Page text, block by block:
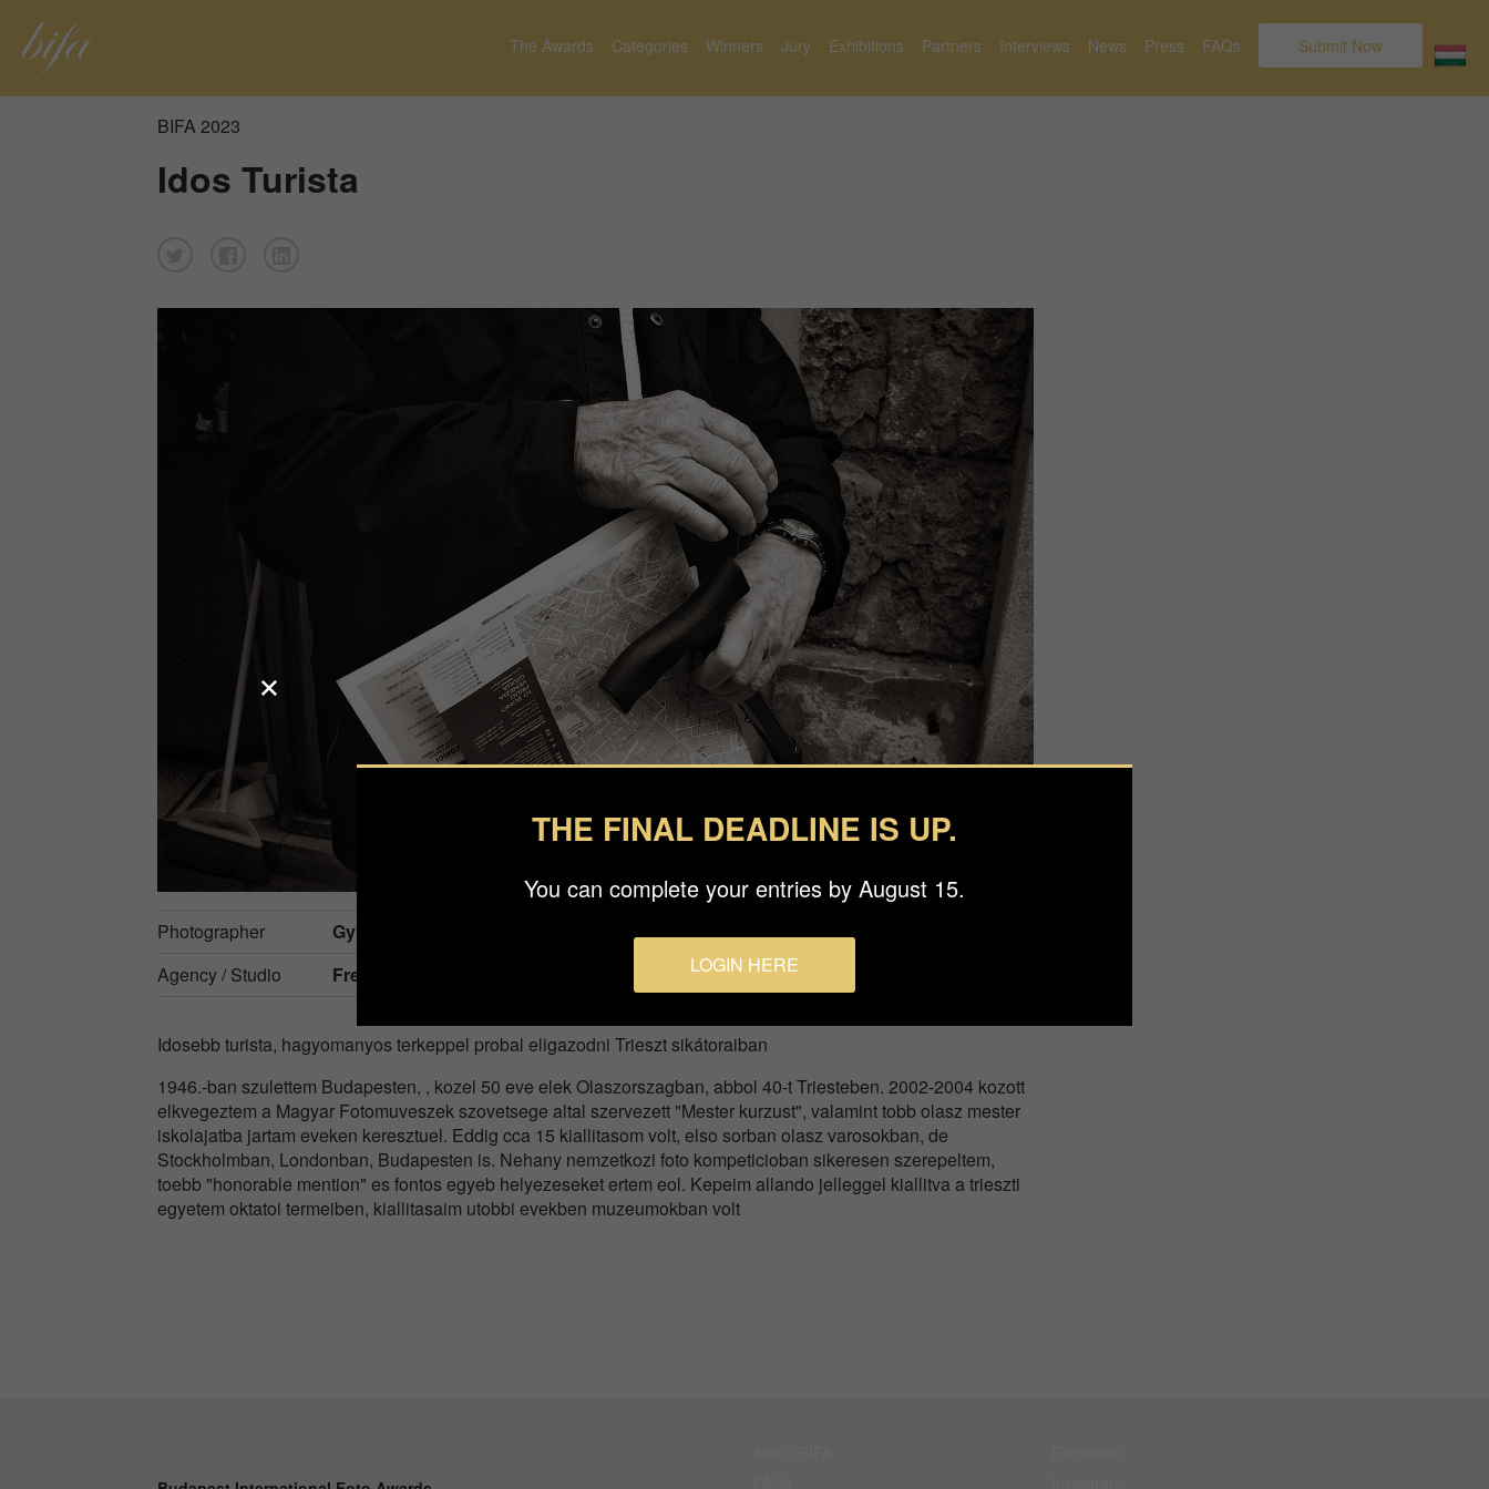
The Awards Categories Winners Jury Exhibitions Partners Interviews News Press FAQs Submit Now
BIFA 2023
Idos Turista
Photographer
Gyula (Giulio) Salusinszky
Agency / Studio
Free Lance
Idosebb turista, hagyomanyos terkeppel probal eligazodni Trieszt sikátoraiban
1946.-ban szulettem Budapesten, , kozel 50 eve elek Olaszorszagban, abbol 40-t Triesteben. 2002-2004 kozott
elkvegeztem a Magyar Fotomuveszek szovetsege altal szervezett "Mester kurzust", valamint tobb olasz mester
iskolajatba jartam eveken keresztuel. Eddig cca 15 kiallitasom volt, elso sorban olasz varosokban, de
Stockholmban, Londonban, Budapesten is. Nehany nemzetkozi foto kompeticioban sikeresen szerepeltem,
toebb "honorable mention" es fontos egyeb helyezeseket ertem eol. Kepeim allando jelleggel kiallitva a trieszti
egyetem oktatoi termeiben, kiallitasaim utobbi evekben muzeumokban volt
THE FINAL DEADLINE IS UP.
You can complete your entries by August 15.
LOGIN HERE